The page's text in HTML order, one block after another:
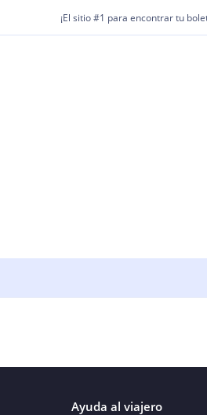
¡El sitio #1 para encontrar tu
Ayuda al viajero